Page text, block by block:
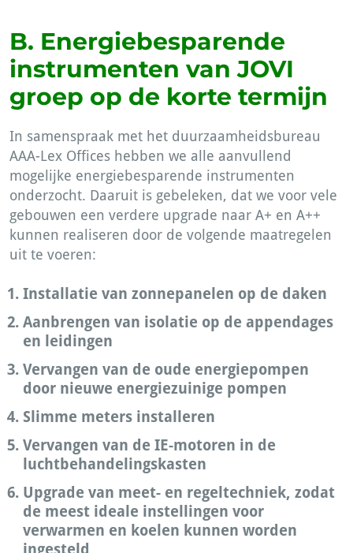
B. Energiebesparende
instrumenten van JOVI
groep op de korte termijn
In samenspraak met het duurzaamheidsbureau
AAA-Lex Offices hebben we alle aanvullend
mogelijke energiebesparende instrumenten
onderzocht. Daaruit is gebeleken, dat we voor vele
gebouwen een verdere upgrade naar A+ en A++
kunnen realiseren door de volgende maatregelen
uit te voeren:
Installatie van zonnepanelen op de daken
Aanbrengen van isolatie op de appendages
en leidingen
Vervangen van de oude energiepompen
door nieuwe energiezuinige pompen
Slimme meters installeren
Vervangen van de IE-motoren in de
luchtbehandelingskasten
Upgrade van meet- en regeltechniek, zodat
de meest ideale instellingen voor
verwarmen en koelen kunnen worden